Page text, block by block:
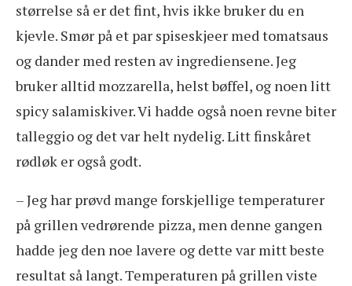
størrelse så er det fint, hvis ikke bruker du en
kjevle. Smør på et par spiseskjeer med tomatsaus
og dander med resten av ingrediensene. Jeg
bruker alltid mozzarella, helst bøffel, og noen litt
spicy salamiskiver. Vi hadde også noen revne biter
talleggio og det var helt nydelig. Litt finskåret
rødløk er også godt.
– Jeg har prøvd mange forskjellige temperaturer
på grillen vedrørende pizza, men denne gangen
hadde jeg den noe lavere og dette var mitt beste
resultat så langt. Temperaturen på grillen viste